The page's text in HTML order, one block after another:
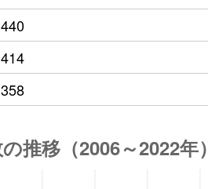
440
414
358